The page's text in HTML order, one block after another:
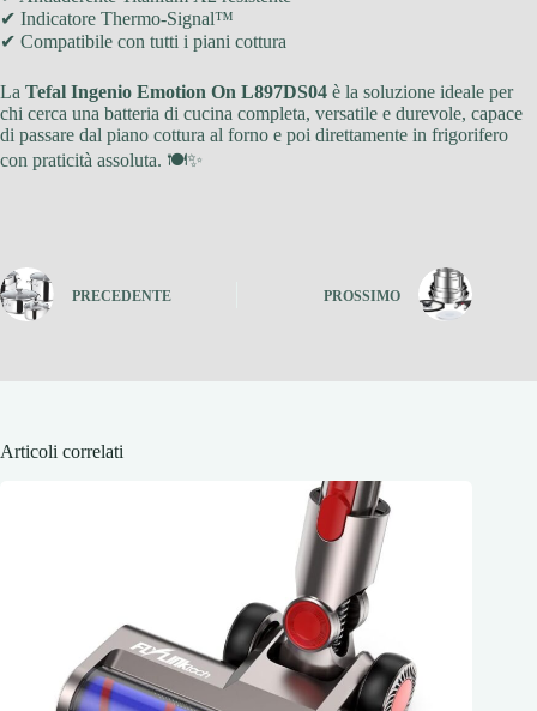
✔ Indicatore Thermo-Signal™
✔ Compatibile con tutti i piani cottura
La Tefal Ingenio Emotion On L897DS04 è la soluzione ideale per
chi cerca una batteria di cucina completa, versatile e durevole, capace
di passare dal piano cottura al forno e poi direttamente in frigorifero
con praticità assoluta. 🍽✨
PRECEDENTE PROSSIMO
Articoli correlati